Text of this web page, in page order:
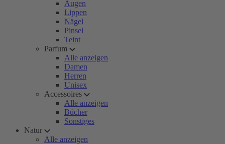
Augen
Lippen
Nägel
Pinsel
Teint
Parfum
Alle anzeigen
Damen
Herren
Unisex
Accessoires
Alle anzeigen
Bücher
Sonstiges
Natur
Alle anzeigen